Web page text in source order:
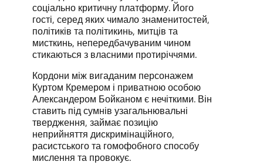
соціально критичну платформу. Його
гості, серед яких чимало знаменитостей,
політиків та політикинь, митців та
мисткинь, непередбачуваним чином
стикаються з власними протиріччями.
Кордони між вигаданим персонажем
Куртом Кремером і приватною особою
Александером Бойканом є нечіткими. Він
ставить під сумнів узагальнювальні
твердження, займає позицію
неприйняття дискримінаційного,
расистського та гомофобного способу
мислення та провокує.